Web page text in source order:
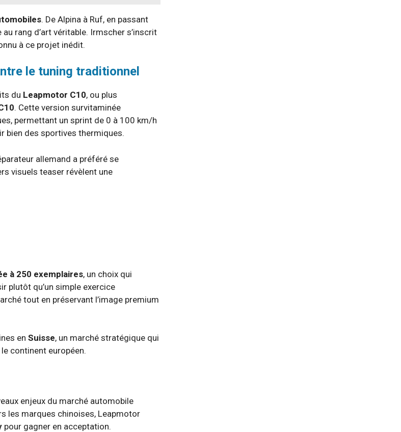
. De Alpina à Ruf, en passant
rang d’art véritable. Irmscher s’inscrit
à ce projet inédit.
le tuning traditionnel
du Leapmotor C10, ou plus
. Cette version survitaminée
permettant un sprint de 0 à 100 km/h
bien des sportives thermiques.
allemand a préféré se
visuels teaser révèlent une
à 250 exemplaires, un choix qui
plutôt qu’un simple exercice
tout en préservant l’image premium
en Suisse, un marché stratégique qui
continent européen.
enjeux du marché automobile
les marques chinoises, Leapmotor
pour gagner en acceptation.